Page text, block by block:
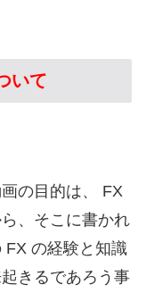
いて
の目的は、 FX
、そこに書かれ
FX の経験と知識
きるであろう事